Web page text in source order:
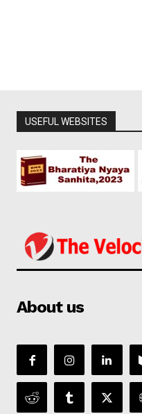
USEFUL WEBSITES
About us